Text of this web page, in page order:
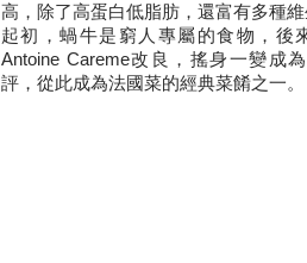
高，除了高蛋白低脂肪，還富有多種維
起初，蝸牛是窮人專屬的食物，後
Antoine Careme改良，搖身一變成
評，從此成為法國菜的經典菜餚之一。